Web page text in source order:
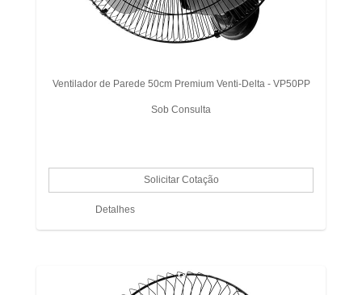
Ventilador de Parede 50cm Premium Venti-Delta - VP50PP
Sob Consulta
Detalhes